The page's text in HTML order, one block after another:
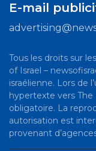
E-mail
Tous les droits sur
of Israel –
israélienne. Lors de
hypertexte vers The
obligatoire. La
autorisation est
provenant